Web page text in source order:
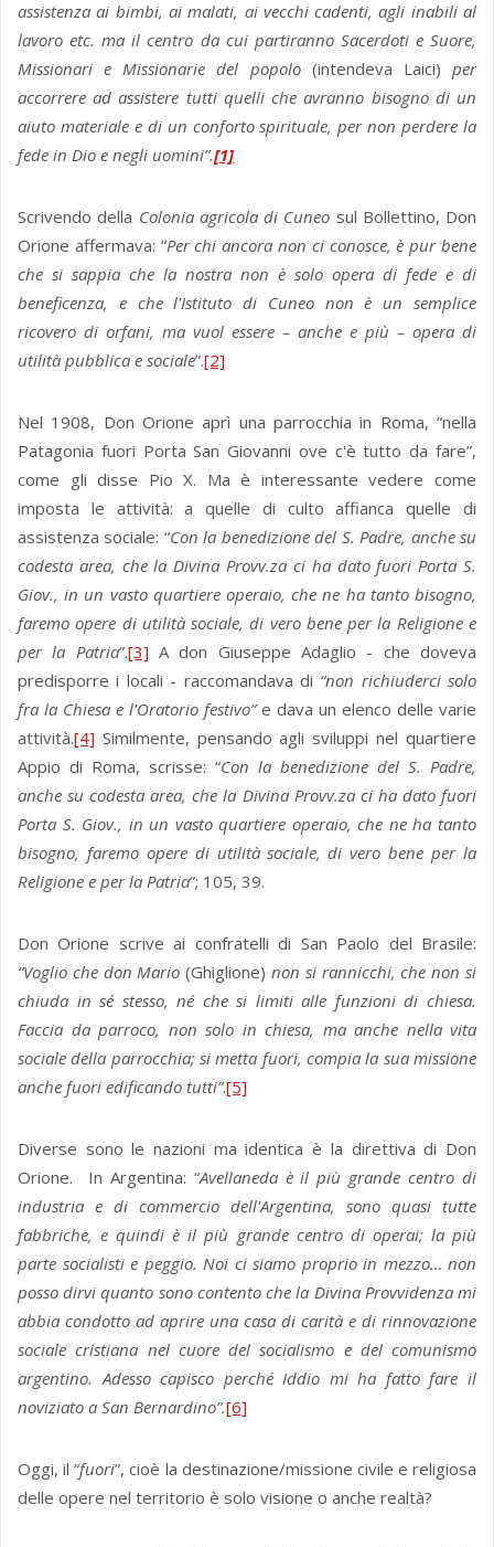
assistenza ai bimbi, ai malati, ai vecchi cadenti, agli inabili al
lavoro etc. ma il centro da cui partiranno Sacerdoti e Suore,
Missionari e Missionarie del popolo (intendeva Laici) per
accorrere ad assistere tutti quelli che avranno bisogno di un
aiuto materiale e di un conforto spirituale, per non perdere la
fede in Dio e negli uomini”.[1]
Scrivendo della Colonia agricola di Cuneo sul Bollettino, Don
Orione affermava: “Per chi ancora non ci conosce, è pur bene
che si sappia che la nostra non è solo opera di fede e di
beneficenza, e che l'Istituto di Cuneo non è un semplice
ricovero di orfani, ma vuol essere – anche e più – opera di
utilità pubblica e sociale”.[2]
Nel 1908, Don Orione aprì una parrocchia in Roma, “nella
Patagonia fuori Porta San Giovanni ove c'è tutto da fare”,
come gli disse Pio X. Ma è interessante vedere come
imposta le attività: a quelle di culto affianca quelle di
assistenza sociale: “Con la benedizione del S. Padre, anche su
codesta area, che la Divina Provv.za ci ha dato fuori Porta S.
Giov., in un vasto quartiere operaio, che ne ha tanto bisogno,
faremo opere di utilità sociale, di vero bene per la Religione e
per la Patria”.[3] A don Giuseppe Adaglio - che doveva
predisporre i locali - raccomandava di “non richiuderci solo
fra la Chiesa e l'Oratorio festivo”e dava un elenco delle varie
attività.[4] Similmente, pensando agli sviluppi nel quartiere
Appio di Roma, scrisse: “Con la benedizione del S. Padre,
anche su codesta area, che la Divina Provv.za ci ha dato fuori
Porta S. Giov., in un vasto quartiere operaio, che ne ha tanto
bisogno, faremo opere di utilità sociale, di vero bene per la
Religione e per la Patria”; 105, 39.
Don Orione scrive ai confratelli di San Paolo del Brasile:
“Voglio che don Mario(Ghiglione) non si rannicchi, che non si
chiuda in sé stesso, né che si limiti alle funzioni di chiesa.
Faccia da parroco, non solo in chiesa, ma anche nella vita
sociale della parrocchia; si metta fuori, compia la sua missione
anche fuori edificando tutti”.[5]
Diverse sono le nazioni ma identica è la direttiva di Don
Orione. In Argentina: “Avellaneda è il più grande centro di
industria e di commercio dell'Argentina, sono quasi tutte
fabbriche, e quindi è il più grande centro di operai; la più
parte socialisti e peggio. Noi ci siamo proprio in mezzo… non
posso dirvi quanto sono contento che la Divina Provvidenza mi
abbia condotto ad aprire una casa di carità e di rinnovazione
sociale cristiana nel cuore del socialismo e del comunismo
argentino. Adesso capisco perché Iddio mi ha fatto fare il
noviziato a San Bernardino”.[6]
Oggi, il “fuori”, cioè la destinazione/missione civile e religiosa
delle opere nel territorio è solo visione o anche realtà?